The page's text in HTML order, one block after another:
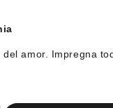
amor. Impregna